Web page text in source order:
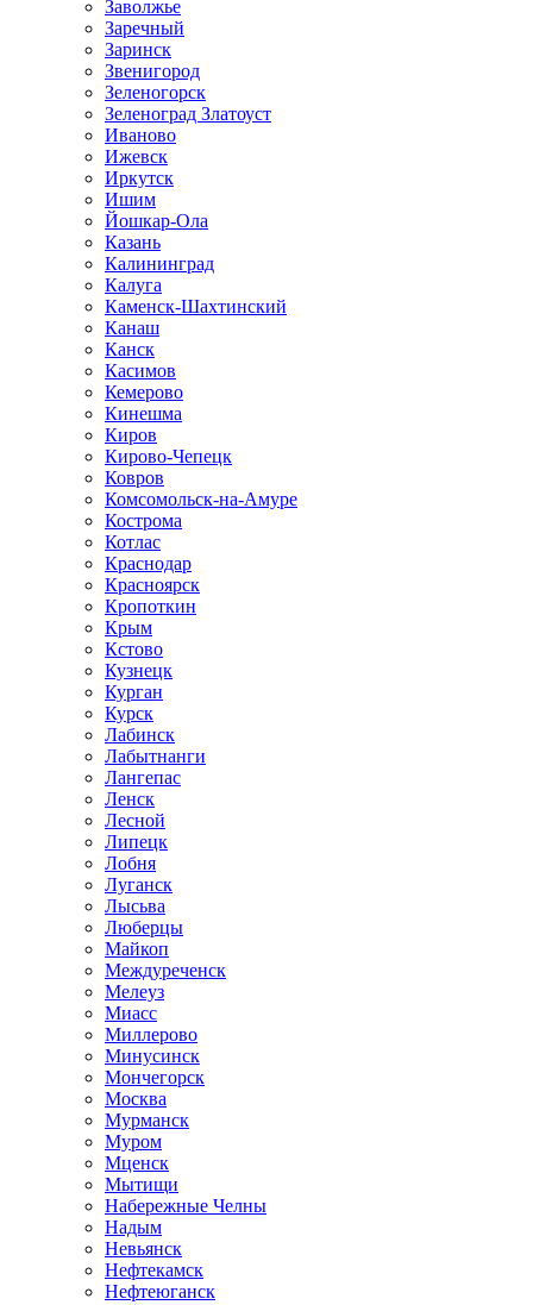
Заволжье
Заречный
Заринск
Звенигород
Зеленогорск
Зеленоград Златоуст
Иваново
Ижевск
Иркутск
Ишим
Йошкар-Ола
Казань
Калининград
Калуга
Каменск-Шахтинский
Канаш
Канск
Касимов
Кемерово
Кинешма
Киров
Кирово-Чепецк
Ковров
Комсомольск-на-Амуре
Кострома
Котлас
Краснодар
Красноярск
Кропоткин
Крым
Кстово
Кузнецк
Курган
Курск
Лабинск
Лабытнанги
Лангепас
Ленск
Лесной
Липецк
Лобня
Луганск
Лысьва
Люберцы
Майкоп
Междуреченск
Мелеуз
Миасс
Миллерово
Минусинск
Мончегорск
Москва
Мурманск
Муром
Мценск
Мытищи
Набережные Челны
Надым
Невьянск
Нефтекамск
Нефтеюганск